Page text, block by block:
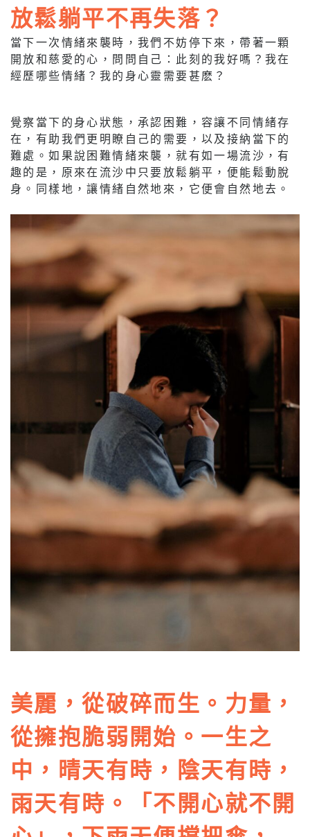
放鬆躺平不再失落？
當下一次情緒來襲時，我們不妨停下來，帶著一顆
開放和慈愛的心，問問自己：此刻的我好嗎？我在
經歷哪些情緒？我的身心靈需要甚麽？
覺察當下的身心狀態，承認困難，容讓不同情緒存
在，有助我們更明瞭自己的需要，以及接納當下的
難處。如果說困難情緒來襲，就有如一場流沙，有
趣的是，原來在流沙中只要放鬆躺平，便能鬆動脫
身。同樣地，讓情緒自然地來，它便會自然地去。
美麗，從破碎而生。力量，
從擁抱脆弱開始。一生之
中，晴天有時，陰天有時，
雨天有時。「不開心就不開